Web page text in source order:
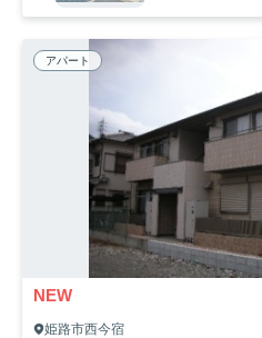
アパート
NEW
姫路市西今宿